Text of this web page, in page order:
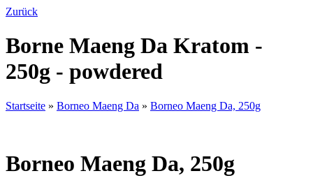
Zurück
Borne Maeng Da Kratom -
250g - powdered
Startseite » Borneo Maeng Da » Borneo Maeng Da, 250g
Borneo Maeng Da, 250g